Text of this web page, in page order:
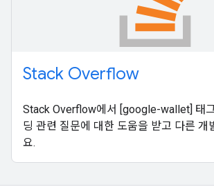
Stack Overflow
Stack Overflow에서 [google-wallet] 태
딩 관련 질문에 대한 도움을 받고 다른 개
요.